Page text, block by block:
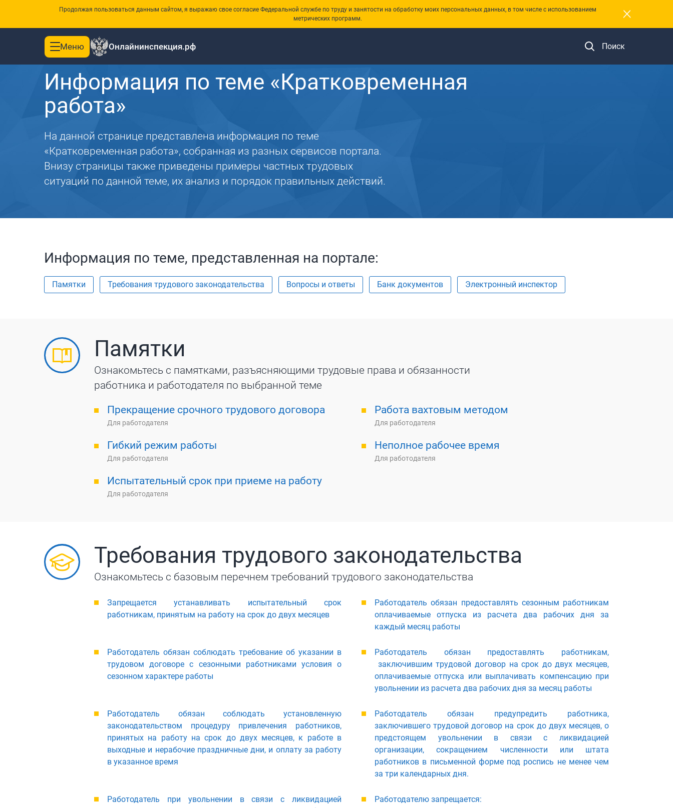
Продолжая пользоваться данным сайтом, я выражаю свое согласие Федеральной службе по труду и занятости на обработку моих персональных данных, в том числе с использованием
метрических программ.
×
Toggle
navigation
Меню Онлайнинспекция.рф Поиск
Главная
Информация по теме «Кратковременная
работа»
На данной странице представлена информация по теме
«Кратковременная работа», собранная из разных сервисов портала.
Внизу страницы также приведены примеры частных трудовых
ситуаций по данной теме, их анализ и порядок правильных действий.
Информация по теме, представленная на портале:
Памятки Требования трудового законодательства Вопросы и ответы Банк документов Электронный инспектор
Памятки
Ознакомьтесь с памятками, разъясняющими трудовые права и обязанности
работника и работодателя по выбранной теме
Прекращение срочного трудового договора
Для работодателя
Работа вахтовым методом
Для работодателя
Гибкий режим работы
Для работодателя
Неполное рабочее время
Для работодателя
Испытательный срок при приеме на работу
Для работодателя
Требования трудового законодательства
Ознакомьтесь с базовым перечнем требований трудового законодательства
Запрещается устанавливать испытательный срок
работникам, принятым на работу на срок до двух месяцев
Работодатель обязан предоставлять сезонным работникам
оплачиваемые отпуска из расчета два рабочих дня за
каждый месяц работы
Работодатель обязан соблюдать требование об указании в
трудовом договоре с сезонными работниками условия о
сезонном характере работы
Работодатель обязан предоставлять работникам,
заключившим трудовой договор на срок до двух месяцев,
оплачиваемые отпуска или выплачивать компенсацию при
увольнении из расчета два рабочих дня за месяц работы
Работодатель обязан соблюдать установленную
законодательством процедуру привлечения работников,
принятых на работу на срок до двух месяцев, к работе в
выходные и нерабочие праздничные дни, и оплату за работу
в указанное время
Работодатель обязан предупредить работника,
заключившего трудовой договор на срок до двух месяцев, о
предстоящем увольнении в связи с ликвидацией
организации, сокращением численности или штата
работников в письменной форме под роспись не менее чем
за три календарных дня.
Работодатель при увольнении в связи с ликвидацией
Работодателю запрещается: